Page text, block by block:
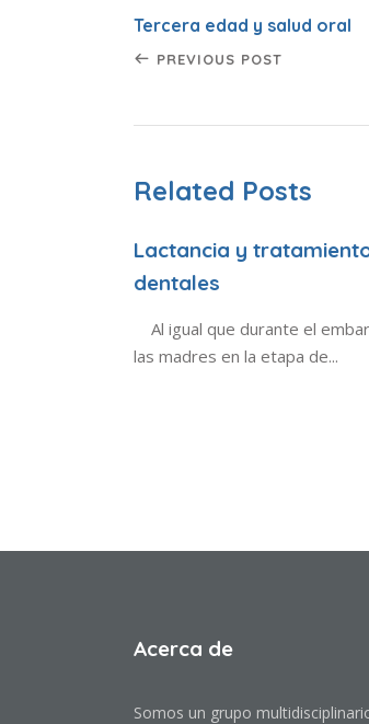
Tercera edad y salud oral
PREVIOUS POST
Related Posts
Lactancia y
dentales
Al igual que durante el
las madres en la etapa de...
Acerca de
Somos un grupo